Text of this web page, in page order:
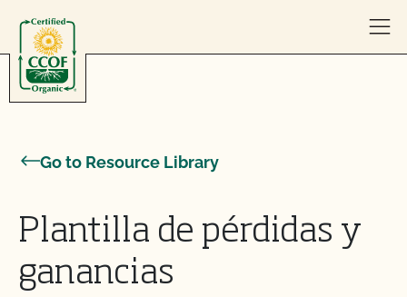
Go to Resource Library
Plantilla de pérdidas y
ganancias